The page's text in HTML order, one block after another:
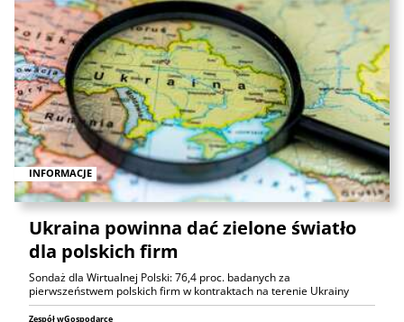
INFORMACJE
Ukraina powinna dać zielone światło
dla polskich firm
Sondaż dla Wirtualnej Polski: 76,4 proc. badanych za
pierwszeństwem polskich firm w kontraktach na terenie Ukrainy
Zespół wGospodarce